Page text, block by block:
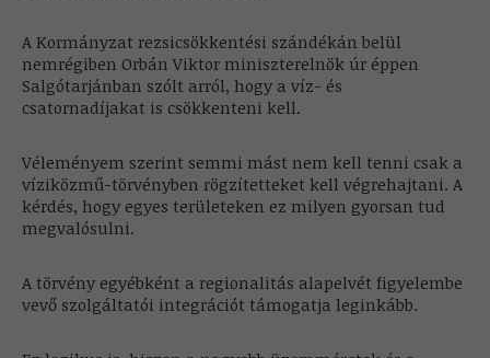
A Kormányzat rezsicsökkentési szándékán belül
nemrégiben Orbán Viktor miniszterelnök úr éppen
Salgótarjánban szólt arról, hogy a víz- és
csatornadíjakat is csökkenteni kell.
Véleményem szerint semmi mást nem kell tenni csak a
víziközmű-törvényben rögzítetteket kell végrehajtani. A
kérdés, hogy egyes területeken ez milyen gyorsan tud
megvalósulni.
A törvény egyébként a regionalitás alapelvét figyelembe
vevő szolgáltatói integrációt támogatja leginkább.